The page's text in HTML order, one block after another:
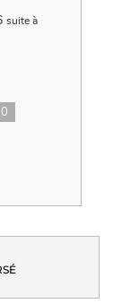
suite à
0